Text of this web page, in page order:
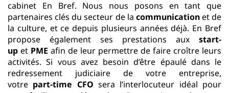
cabinet En Bref. Nous nous posons en tant que
partenaires clés du secteur de la communicationet de
la culture, et ce depuis plusieurs années déjà. En Bref
propose également ses prestations aux start-
up et PME afin de leur permettre de faire croître leurs
activités. Si vous avez besoin d’être épaulé dans le
redressement judiciaire de votre entreprise,
votre part-time CFO sera l’interlocuteur idéal pour